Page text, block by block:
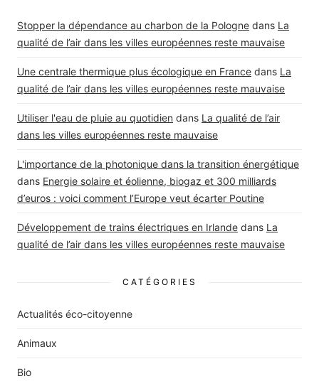
Stopper la dépendance au charbon de la Pologne dans La
qualité de l’air dans les villes européennes reste mauvaise
Une centrale thermique plus écologique en France dans La
qualité de l’air dans les villes européennes reste mauvaise
Utiliser l'eau de pluie au quotidien dans La qualité de l’air
dans les villes européennes reste mauvaise
L'importance de la photonique dans la transition énergétique
dans Energie solaire et éolienne, biogaz et 300 milliards
d’euros : voici comment l’Europe veut écarter Poutine
Développement de trains électriques en Irlande dans La
qualité de l’air dans les villes européennes reste mauvaise
CATÉGORIES
Actualités éco-citoyenne
Animaux
Bio